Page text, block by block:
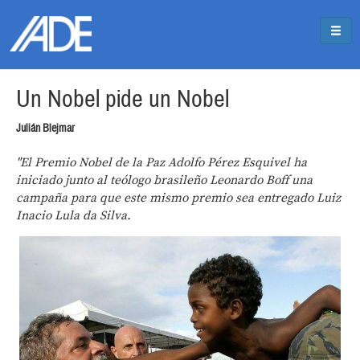
Un Nobel pide un Nobel
Julián Blejmar
"El Premio Nobel de la Paz Adolfo Pérez Esquivel ha
iniciado junto al teólogo brasileño Leonardo Boff una
campaña para que este mismo premio sea entregado Luiz
Inacio Lula da Silva.